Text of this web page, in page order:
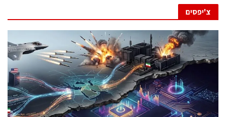
צ'יפסים